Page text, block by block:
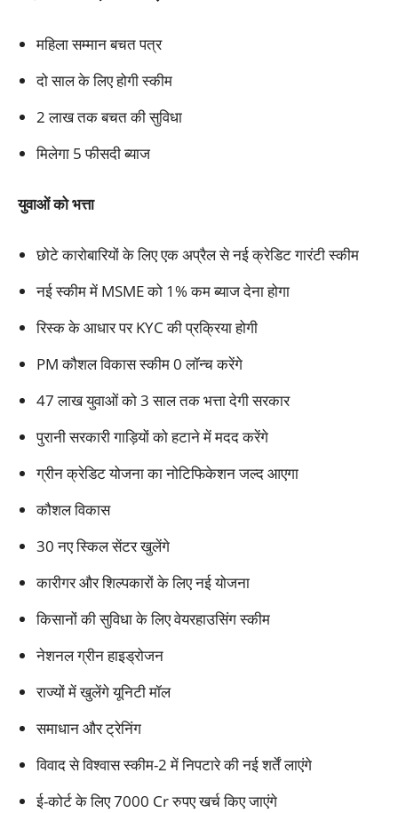
महिला सम्मान बचत पत्र
दो साल के लिए होगी स्कीम
2 लाख तक बचत की सुविधा
मिलेगा 5 फीसदी ब्याज
युवाओं को भत्ता
छोटे कारोबारियों के लिए एक अप्रैल से नई क्रेडिट गारंटी स्कीम
नई स्कीम में MSME को 1% कम ब्याज देना होगा
रिस्क के आधार पर KYC की प्रक्रिया होगी
PM कौशल विकास स्कीम 0 लॉन्च करेंगे
47 लाख युवाओं को 3 साल तक भत्ता देगी सरकार
पुरानी सरकारी गाड़ियों को हटाने में मदद करेंगे
ग्रीन क्रेडिट योजना का नोटिफिकेशन जल्द आएगा
कौशल विकास
30 नए स्किल सेंटर खुलेंगे
कारीगर और शिल्पकारों के लिए नई योजना
किसानों की सुविधा के लिए वेयरहाउसिंग स्कीम
नेशनल ग्रीन हाइड्रोजन
राज्यों में खुलेंगे यूनिटी मॉल
समाधान और ट्रेनिंग
विवाद से विश्वास स्कीम-2 में निपटारे की नई शर्तें लाएंगे
ई-कोर्ट के लिए 7000 Cr रुपए खर्च किए जाएंगे